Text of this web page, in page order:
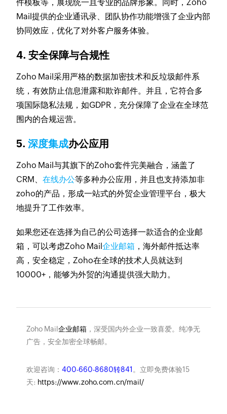
件模板等，展现统一且专业的品牌形象。同时，Zoho
Mail提供的企业通讯录、团队协作功能增强了企业内部
协同效应，优化了对外客户服务体验。
4. 安全保障与合规性
Zoho Mail采用严格的数据加密技术和反垃圾邮件系
统，有效防止信息泄露和欺诈邮件。并且，它符合多
项国际隐私法规，如GDPR，充分保障了企业在全球范
围内的合规运营。
5.深度集成办公应用
Zoho Mail与其旗下的Zoho套件完美融合，涵盖了
CRM、在线办公等多种办公应用，并且也支持添加非
zoho的产品，形成一站式的外贸企业管理平台，极大
地提升了工作效率。
如果您还在选择为自己的公司选择一款适合的企业邮
箱，可以考虑Zoho Mail企业邮箱 ，海外邮件抵达率
高，安全稳定，Zoho在全球的技术人员就达到
10000+，能够为外贸的沟通提供强大助力。
Zoho Mail企业邮箱，深受国内外企业一致喜爱。纯净无
广告，安全加密全球畅邮。
欢迎咨询： 400-660-8680转841 。立即免费体验15
天: https://www.zoho.com.cn/mail/